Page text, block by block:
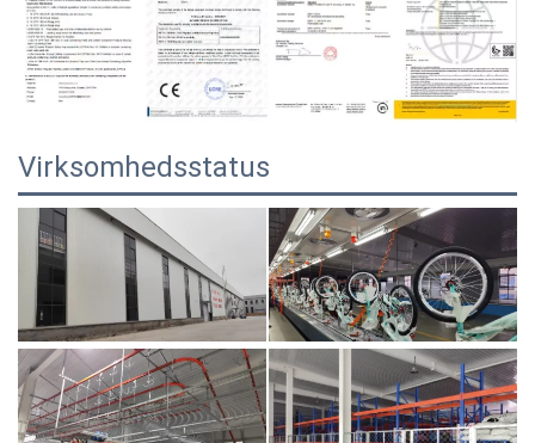
Virksomhedsstatus